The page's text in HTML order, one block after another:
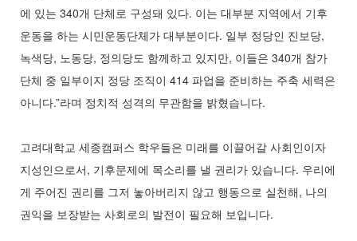
에 있는 340개 단체로 구성돼 있다. 이는 대부분 지역에서 기후
운동을 하는 시민운동단체가 대부분이다. 일부 정당인 진보당,
녹색당, 노동당, 정의당도 함께하고 있지만, 이들은 340개 참가
단체 중 일부이지 정당 조직이 414 파업을 준비하는 주축 세력은
아니다.”라며 정치적 성격의 무관함을 밝혔습니다.
고려대학교 세종캠퍼스 학우들은 미래를 이끌어갈 사회인이자
지성인으로서, 기후문제에 목소리를 낼 권리가 있습니다. 우리에
게 주어진 권리를 그저 놓아버리지 않고 행동으로 실천해, 나의
권익을 보장받는 사회로의 발전이 필요해 보입니다.